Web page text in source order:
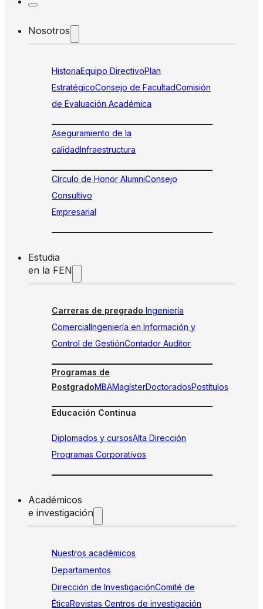
Nosotros
HistoriaEquipo DirectivoPlan
EstratégicoConsejo de FacultadComisión
de Evaluación Académica
Aseguramiento de la
calidadInfraestructura
Círculo de Honor AlumniConsejo
Consultivo
Empresarial
Estudia
en la FEN
Carreras de pregrado Ingeniería
ComercialIngeniería en Información y
Control de GestiónContador Auditor
Programas de
PostgradoMBAMagísterDoctoradosPostítulos
Educación Continua
Diplomados y cursosAlta Dirección
Programas Corporativos
Académicos
e investigación
Nuestros académicos
Departamentos
Dirección de InvestigaciónComité de
ÉticaRevistas Centros de investigación